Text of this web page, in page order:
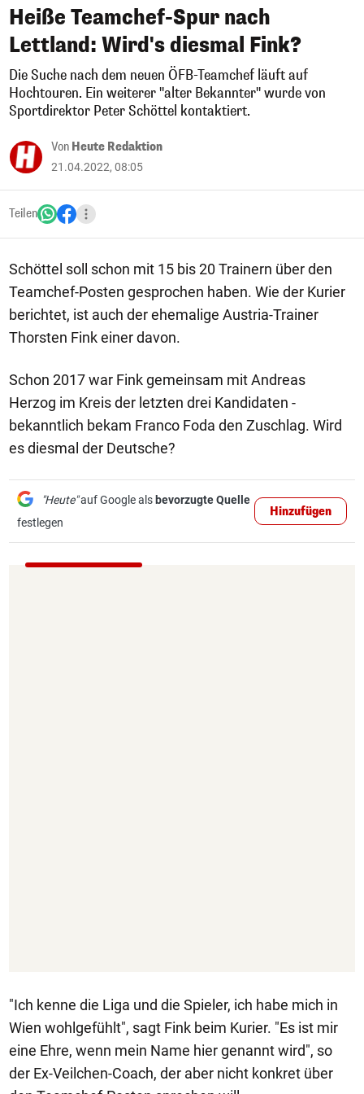
Heiße Teamchef-Spur nach
Lettland: Wird's diesmal Fink?
Die Suche nach dem neuen ÖFB-Teamchef läuft auf
Hochtouren. Ein weiterer "alter Bekannter" wurde von
Sportdirektor Peter Schöttel kontaktiert.
Von Heute Redaktion
21.04.2022, 08:05
Teilen
Schöttel soll schon mit 15 bis 20 Trainern über den
Teamchef-Posten gesprochen haben. Wie der Kurier
berichtet, ist auch der ehemalige Austria-Trainer
Thorsten Fink einer davon.
Schon 2017 war Fink gemeinsam mit Andreas
Herzog im Kreis der letzten drei Kandidaten -
bekanntlich bekam Franco Foda den Zuschlag. Wird
es diesmal der Deutsche?
"Heute"auf Google als bevorzugte Quelle
festlegen
Hinzufügen
"Ich kenne die Liga und die Spieler, ich habe mich in
Wien wohlgefühlt", sagt Fink beim Kurier. "Es ist mir
eine Ehre, wenn mein Name hier genannt wird", so
der Ex-Veilchen-Coach, der aber nicht konkret über